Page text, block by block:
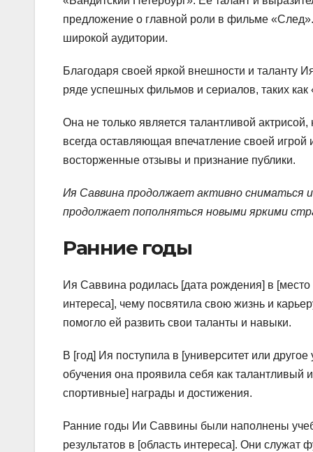
предложение о главной роли в фильме
широкой аудитории.
Благодаря своей яркой внешности и таланту
ряде успешных фильмов и сериалов, таких
Она не только является талантливой
всегда оставляющая впечатление своей
восторженные отзывы и признание публики.
Ия Саввина продолжает активно сниматься
продолжает пополняться новыми яркими
Ранние годы
Ия Саввина родилась [дата рождения] в
интереса], чему посвятила свою жизнь и
помогло ей развить свои таланты и навыки.
В [год] Ия поступила в [университет или
обучения она проявила себя как талантливый
спортивные] награды и достижения.
Ранние годы Ии Саввины были наполнены
результатов в [область интереса]. Они